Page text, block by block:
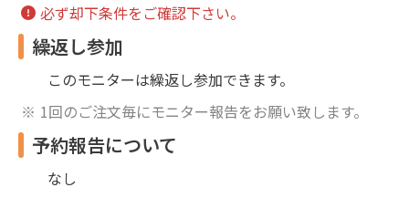
必ず却下条件をご確認下さい。
繰返し参加
このモニターは繰返し参加できます。
1回のご注文毎にモニター報告をお願い致します。
予約報告について
なし